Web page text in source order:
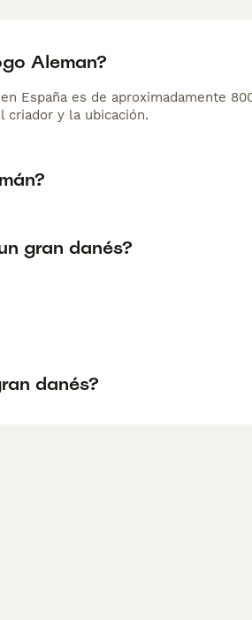
Aleman?
España es de aproximadamente
criador y la ubicación.
gran danés?
danés?